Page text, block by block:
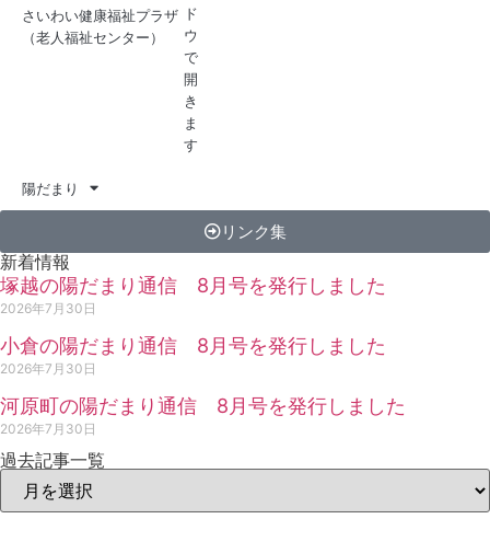
さいわい健康福祉プラザ
（老人福祉センター）
陽だまり
リンク集
新着情報
塚越の陽だまり通信 8月号を発行しました
2026年7月30日
小倉の陽だまり通信 8月号を発行しました
2026年7月30日
河原町の陽だまり通信 8月号を発行しました
2026年7月30日
過去記事一覧